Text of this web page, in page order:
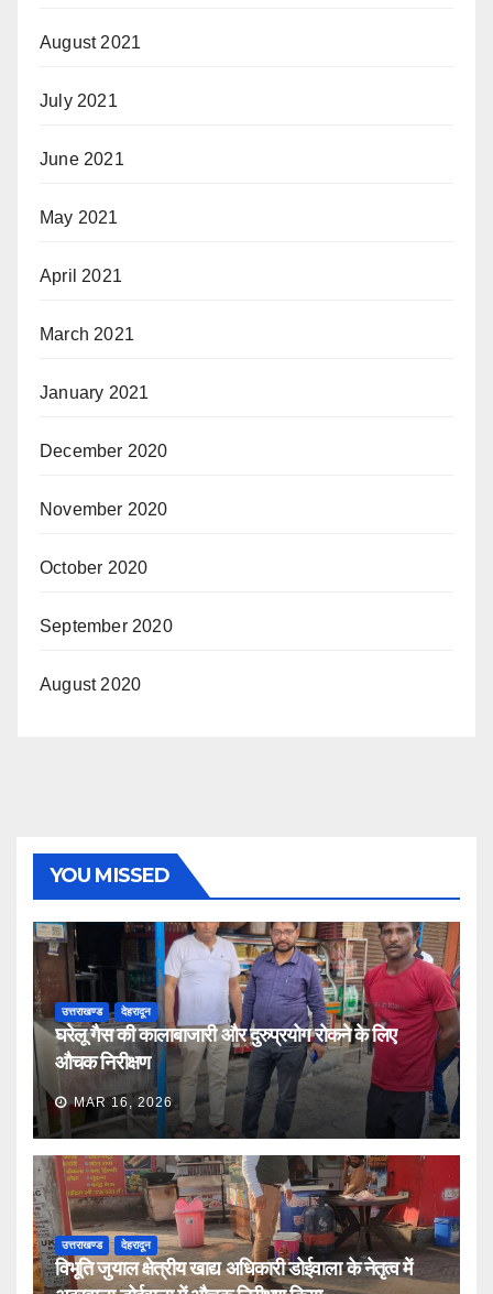
August 2021
July 2021
June 2021
May 2021
April 2021
March 2021
January 2021
December 2020
November 2020
October 2020
September 2020
August 2020
YOU MISSED
उत्तराखण्ड देहरादून
घरेलू गैस की कालाबाजारी और दुरुप्रयोग रोकने के लिए
औचक निरीक्षण
MAR 16, 2026
उत्तराखण्ड देहरादून
विभूति जुयाल क्षेत्रीय खाद्य अधिकारी डोईवाला के नेतृत्व में